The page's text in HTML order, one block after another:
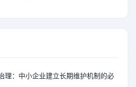
理：中小企业建立长期维护机制的必